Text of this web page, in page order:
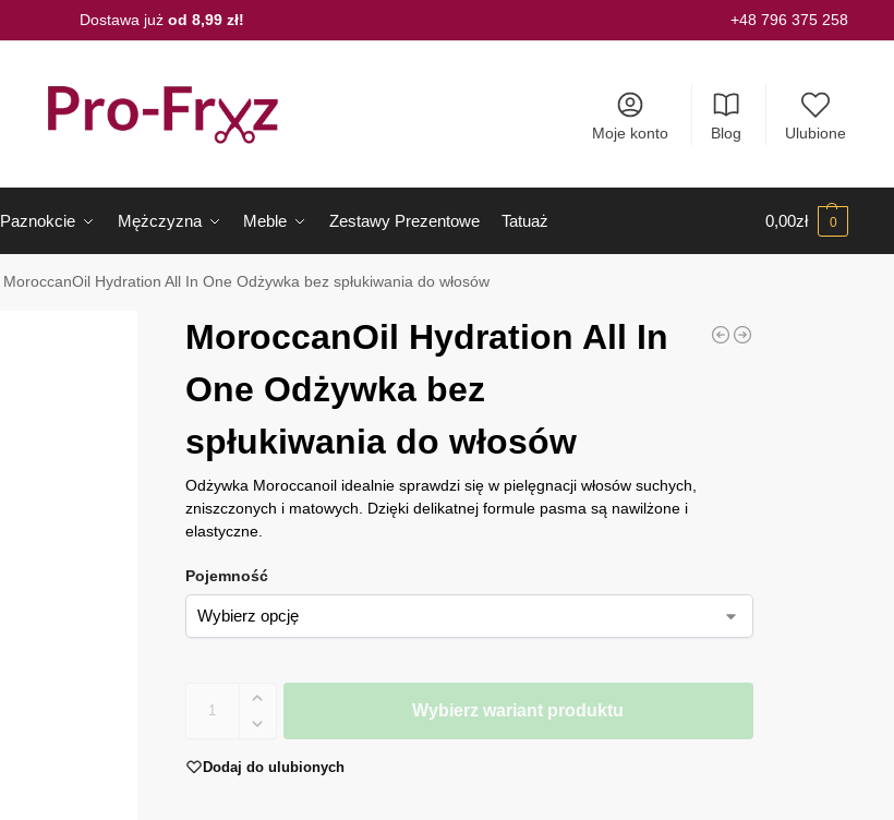
Dostawa już od 8,99 zł! +48 796 375 258
Moje konto Blog Ulubione
Paznokcie Mężczyzna Meble Zestawy Prezentowe Tatuaż 0,00zł 0
MoroccanOil Hydration All In One Odżywka bez spłukiwania do włosów
MoroccanOil Hydration All In
One Odżywka bez
spłukiwania do włosów
Odżywka Moroccanoil idealnie sprawdzi się w pielęgnacji włosów suchych,
zniszczonych i matowych. Dzięki delikatnej formule pasma są nawilżone i
elastyczne.
Pojemność
Wybierz wariant produktu
Dodaj do ulubionych